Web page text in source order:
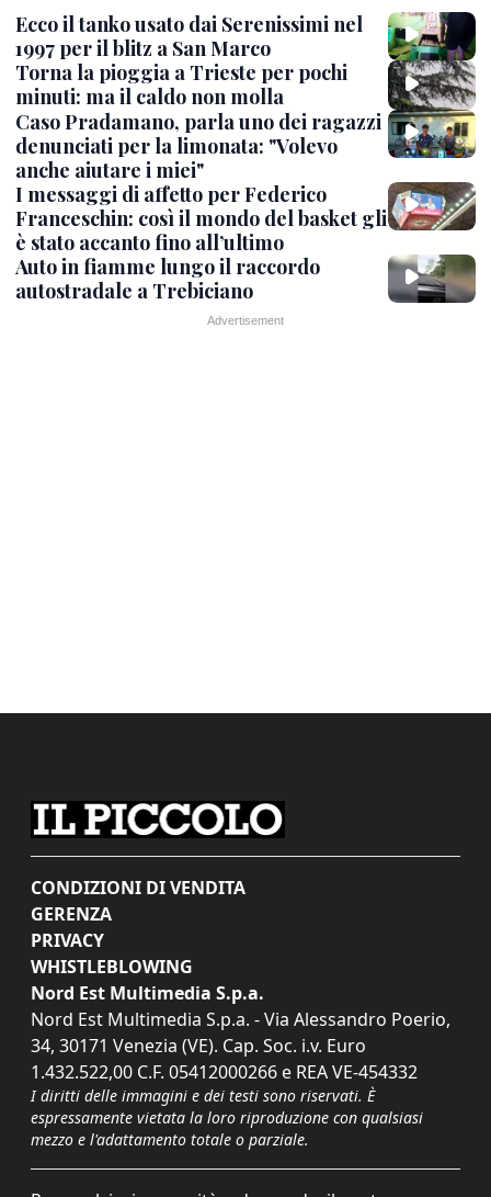
Ecco il tanko usato dai Serenissimi nel
1997 per il blitz a San Marco
Torna la pioggia a Trieste per pochi
minuti: ma il caldo non molla
Caso Pradamano, parla uno dei ragazzi
denunciati per la limonata: "Volevo
anche aiutare i miei"
I messaggi di affetto per Federico
Franceschin: così il mondo del basket gli
è stato accanto fino all’ultimo
Auto in fiamme lungo il raccordo
autostradale a Trebiciano
CONDIZIONI DI VENDITA
GERENZA
PRIVACY
WHISTLEBLOWING
Nord Est Multimedia S.p.a.
Nord Est Multimedia S.p.a. - Via Alessandro Poerio,
34, 30171 Venezia (VE). Cap. Soc. i.v. Euro
1.432.522,00 C.F. 05412000266 e REA VE-454332
I diritti delle immagini e dei testi sono riservati. È
espressamente vietata la loro riproduzione con qualsiasi
mezzo e l'adattamento totale o parziale.